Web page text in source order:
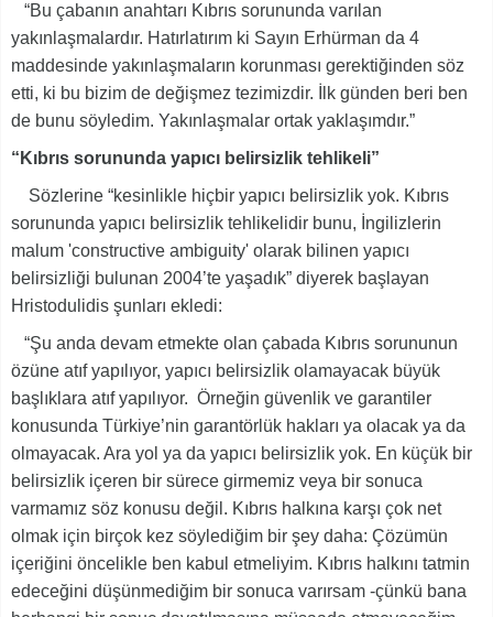
“Bu çabanın anahtarı Kıbrıs sorununda varılan
yakınlaşmalardır. Hatırlatırım ki Sayın Erhürman da 4
maddesinde yakınlaşmaların korunması gerektiğinden söz
etti, ki bu bizim de değişmez tezimizdir. İlk günden beri ben
de bunu söyledim. Yakınlaşmalar ortak yaklaşımdır.”
“Kıbrıs sorununda yapıcı belirsizlik tehlikeli”
Sözlerine “kesinlikle hiçbir yapıcı belirsizlik yok. Kıbrıs
sorununda yapıcı belirsizlik tehlikelidir bunu, İngilizlerin
malum 'constructive ambiguity' olarak bilinen yapıcı
belirsizliği bulunan 2004’te yaşadık” diyerek başlayan
Hristodulidis şunları ekledi:
“Şu anda devam etmekte olan çabada Kıbrıs sorununun
özüne atıf yapılıyor, yapıcı belirsizlik olamayacak büyük
başlıklara atıf yapılıyor. Örneğin güvenlik ve garantiler
konusunda Türkiye’nin garantörlük hakları ya olacak ya da
olmayacak. Ara yol ya da yapıcı belirsizlik yok. En küçük bir
belirsizlik içeren bir sürece girmemiz veya bir sonuca
varmamız söz konusu değil. Kıbrıs halkına karşı çok net
olmak için birçok kez söylediğim bir şey daha: Çözümün
içeriğini öncelikle ben kabul etmeliyim. Kıbrıs halkını tatmin
edeceğini düşünmediğim bir sonuca varırsam -çünkü bana